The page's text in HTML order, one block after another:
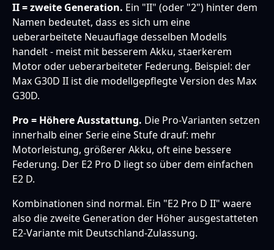
II = zweite Generation. Ein "II" (oder "2") hinter dem
Namen bedeutet, dass es sich um eine
ueberarbeitete Neuauflage desselben Modells
handelt - meist mit besserem Akku, staerkerem
Motor oder ueberarbeiteter Federung. Beispiel: der
Max G30D II ist die modellgepflegte Version des Max
G30D.
Pro = Höhere Ausstattung. Die Pro-Varianten setzen
innerhalb einer Serie eine Stufe drauf: mehr
Motorleistung, größerer Akku, oft eine bessere
Federung. Der E2 Pro D liegt so über dem einfachen
E2 D.
Kombinationen sind normal. Ein "E2 Pro D II" waere
also die zweite Generation der Höher ausgestatteten
E2-Variante mit Deutschland-Zulassung.